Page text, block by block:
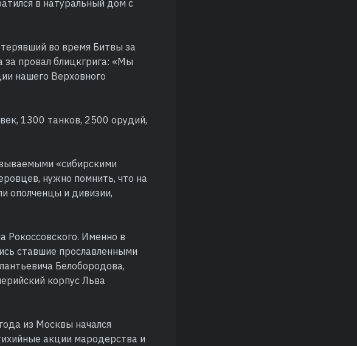
в натуральный дом с
во время Битвы за
провал блицкгрига: «Мы
нашего Верховного
1300 танков, 2500 орудий,
«сибирскими
нужно помнить, что на
ополченцы и дивизии,
Рокоссовского. Именно в
ставшие прославленными
Белобородова,
корпус Льва
из Москвы начался
акции мародерства и